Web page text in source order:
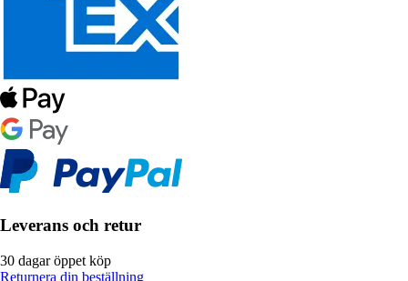
Leverans och retur
30 dagar öppet köp
Returnera din beställning